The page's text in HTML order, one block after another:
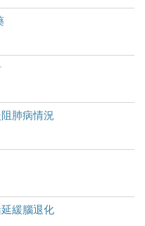
肺病情況
緩腦退化